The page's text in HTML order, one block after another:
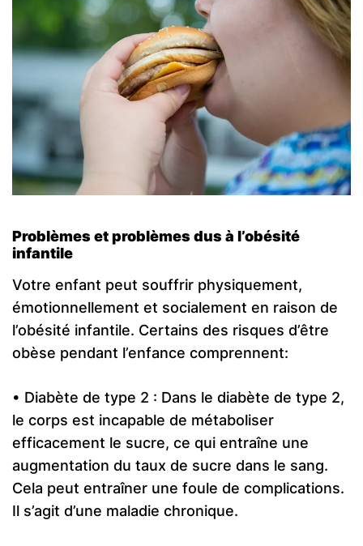
Problèmes et problèmes dus à l’obésité
infantile
Votre enfant peut souffrir physiquement,
émotionnellement et socialement en raison de
l’obésité infantile. Certains des risques d’être
obèse pendant l’enfance comprennent:
• Diabète de type 2 : Dans le diabète de type 2,
le corps est incapable de métaboliser
efficacement le sucre, ce qui entraîne une
augmentation du taux de sucre dans le sang.
Cela peut entraîner une foule de complications.
Il s’agit d’une maladie chronique.